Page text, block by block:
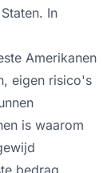
In
Amerikanen
eigen risico's
is waarom